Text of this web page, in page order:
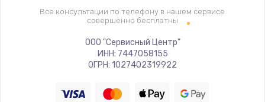
700 руб.
Заказать
Замена ТЭНа
Все консультации по телефону в нашем сервисе
совершенно бесплатны
ООО "Сервисный Центр"
ИНН: 7447058155
ОГРН: 1027402319922